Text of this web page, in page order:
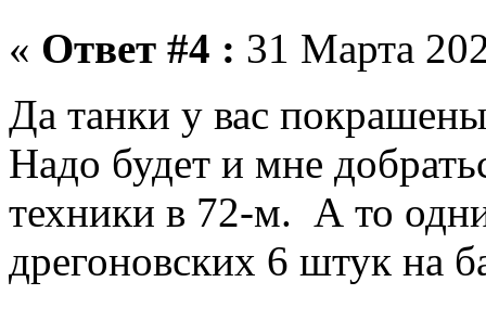
« Ответ #4 : 31 Марта
Да танки у вас
Надо будет и мне
техники в 72-м. А то
дрегоновских 6 штук на